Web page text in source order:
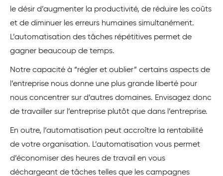
le désir d’augmenter la productivité, de réduire les coûts
et de diminuer les erreurs humaines simultanément.
L’automatisation des tâches répétitives permet de
gagner beaucoup de temps.
Notre capacité à “régler et oublier” certains aspects de
l’entreprise nous donne une plus grande liberté pour
nous concentrer sur d’autres domaines. Envisagez donc
de travailler sur l’entreprise plutôt que dans l’entreprise.
En outre, l’automatisation peut accroître la rentabilité
de votre organisation. L’automatisation vous permet
d’économiser des heures de travail en vous
déchargeant de tâches telles que les campagnes